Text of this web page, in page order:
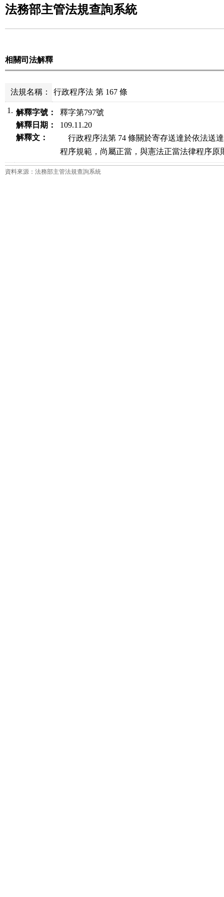
法務部主管法規查詢系統
相關司法解釋
法規名稱： 行政程序法 第 167 條
1. 解釋字號：
釋字第797號
解釋日期：
109.11.20
解釋文：
行政程序法第 74 條關於寄存送達於依法送
程序規範，尚屬正當，與憲法正當法律程序原
資料來源：法務部主管法規查詢系統